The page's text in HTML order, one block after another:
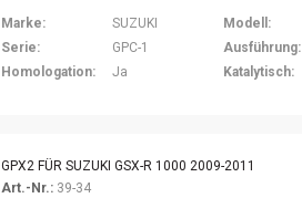
Marke: SUZUKI Modell:
Serie:
GPC-1 Ausführung:
Homologation:
Ja Katalytisch:
GPX2 FÜR SUZUKI GSX-R 1000 2009-2011
Art.-Nr.: 39-34